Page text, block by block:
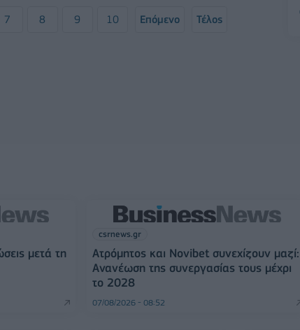
7 8 9 10 Επόμενο Τέλος
μετά τη
csrnews.gr
Ατρόμητος και Novibet συνεχίζουν μαζί:
Ανανέωση της συνεργασίας τους μέχρι
το 2028
07/08/2026 - 08:52